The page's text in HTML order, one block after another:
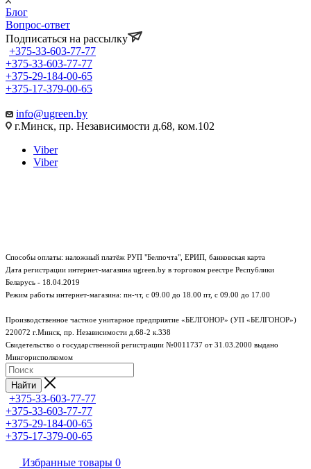
Блог
Вопрос-ответ
Подписаться на рассылку
+375-33-603-77-77
+375-33-603-77-77
+375-29-184-00-65
+375-17-379-00-65
info@ugreen.by
г.Минск, пр. Независимости д.68, ком.102
Viber
Viber
Способы оплаты: наложный платёж РУП "Белпочта", ЕРИП, банковская карта
Дата регистрации интернет-магазина ugreen.by в торговом реестре Республики
Беларусь - 18.04.2019
Режим работы интернет-магазина: пн-чт, с 09.00 до 18.00 пт, с 09.00 до 17.00
Производственное частное унитарное предприятие «БЕЛГОНОР» (УП «БЕЛГОНОР»)
220072 г.Минск, пр. Независимости д.68-2 к.338
Свидетельство о государственной регистрации №0011737 от 31.03.2000 выдано
Мингорисполкомом
Найти
+375-33-603-77-77
+375-33-603-77-77
+375-29-184-00-65
+375-17-379-00-65
Избранные товары 0